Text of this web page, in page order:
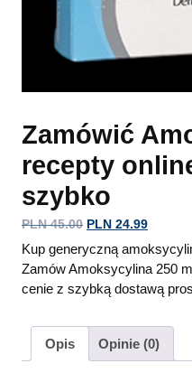
Zamówić
recepty
szybko
PLN45.00 PLN 24.99
Kup generyczną
Zamów Amoksycylina 250
cenie z szybką dostawą
Opis Opinie (0)